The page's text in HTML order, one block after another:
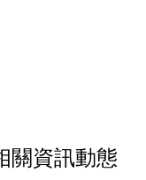
關資訊動態